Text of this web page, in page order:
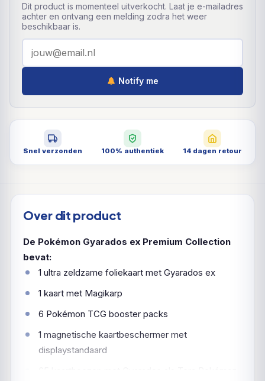
Dit product is momenteel uitverkocht. Laat je e-mailadres
achter en ontvang een melding zodra het weer
beschikbaar is.
Notify me
Snel verzonden 100% authentiek 14 dagen retour
Over dit product
De Pokémon Gyarados ex Premium Collection
bevat:
1 ultra zeldzame foliekaart met Gyarados ex
1 kaart met Magikarp
6 Pokémon TCG booster packs
1 magnetische kaartbeschermer met
displaystandaard